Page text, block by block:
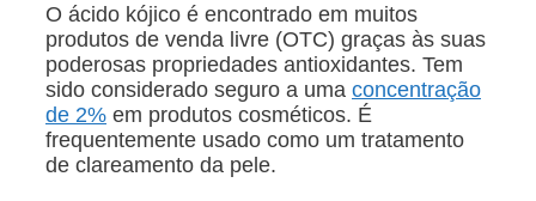
O ácido kójico é encontrado em muitos
produtos de venda livre (OTC) graças às suas
poderosas propriedades antioxidantes. Tem
sido considerado seguro a uma concentração
de 2% em produtos cosméticos. É
frequentemente usado como um tratamento
de clareamento da pele.